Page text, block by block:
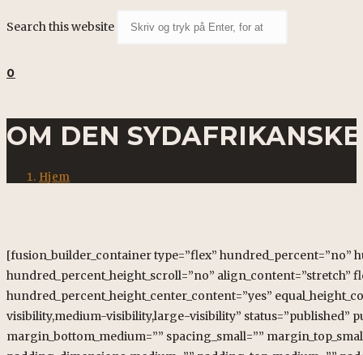
Search this website
0
OM DEN
Hjem
[fusion_builder_container type=”flex” hundred_percent=”no”
hundred_percent_height_scroll=”no” align_content=”stretch”
hundred_percent_height_center_content=”yes”
visibility,medium-visibility,large-visibility” status=”published”
margin_bottom_medium=”” spacing_small=””